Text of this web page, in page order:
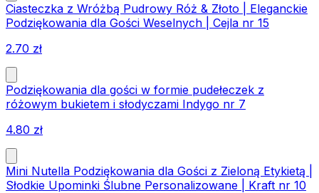
Ciasteczka z Wróżbą Pudrowy Róż & Złoto | Eleganckie
Podziękowania dla Gości Weselnych | Cejla nr 15
2.70 zł
Podziękowania dla gości w formie pudełeczek z
różowym bukietem i słodyczami Indygo nr 7
4.80 zł
Mini Nutella Podziękowania dla Gości z Zieloną Etykietą |
Słodkie Upominki Ślubne Personalizowane | Kraft nr 10